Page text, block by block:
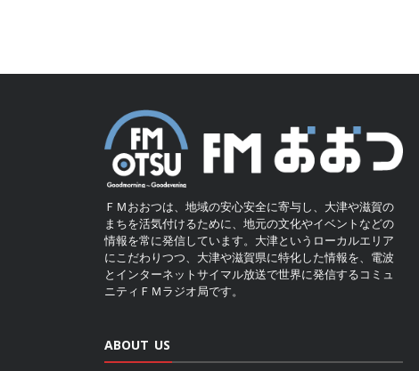
ＦＭおおつは、地域の安心安全に寄与し、大津や滋賀の
まちを活気付けるために、地元の文化やイベントなどの
情報を常に発信しています。大津というローカルエリア
にこだわりつつ、大津や滋賀県に特化した情報を、電波
とインターネットサイマル放送で世界に発信するコミュ
ニティＦＭラジオ局です。
ABOUT US